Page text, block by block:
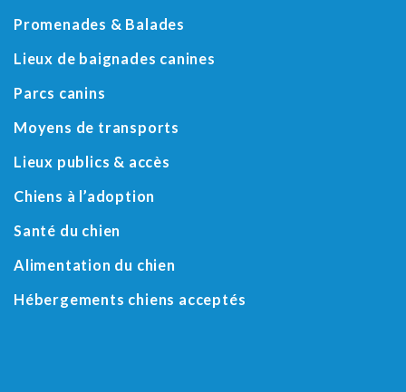
Promenades & Balades
Lieux de baignades canines
Parcs canins
Moyens de transports
Lieux publics & accès
Chiens à l’adoption
Santé du chien
Alimentation du chien
Hébergements chiens acceptés